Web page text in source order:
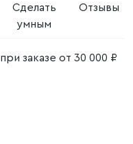
Сделать
умным
Отзывы
заказе от 30 000 ₽